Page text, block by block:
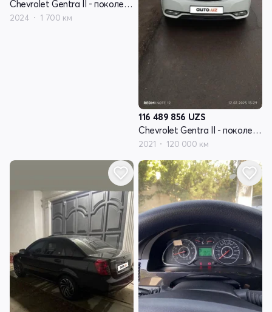
Chevrolet Gentra II - поколение
2024 1 700 км
116 489 856 UZS
Chevrolet Gentra II - поколение
2021 120 000 км